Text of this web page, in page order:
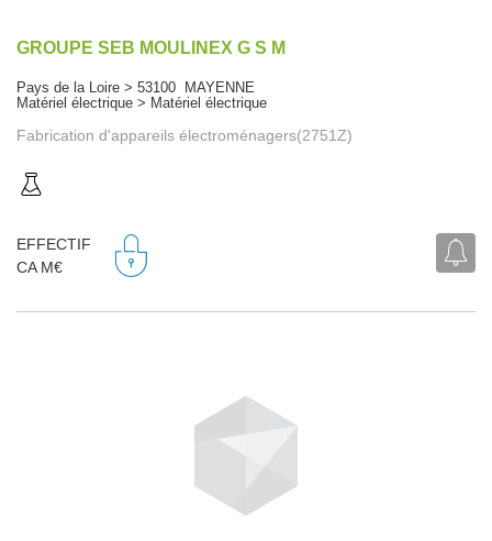
GROUPE SEB MOULINEX G S M
Pays de la Loire > 53100 MAYENNE
Matériel électrique > Matériel électrique
Fabrication d'appareils électroménagers(2751Z)
EFFECTIF
CA M€